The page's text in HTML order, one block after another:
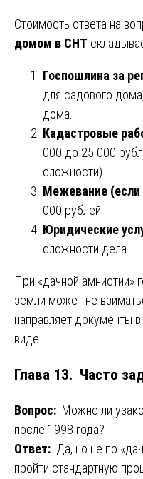
Стоимость ответа на
домом в СНТ
Госпошлина за
для садового
дома.
Кадастровые
000 до 25 000
сложности).
Межевание (если
000 рублей.
Юридические
сложности дела.
При «дачной амнистии»
земли может не
направляет документы
виде.
Глава 13. Часто
Вопрос: Можно ли
после 1998 года?
Ответ: Да, но не по
пройти стандартную